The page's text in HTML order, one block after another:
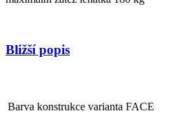
Bližší popis
Barva konstrukce varianta FACE